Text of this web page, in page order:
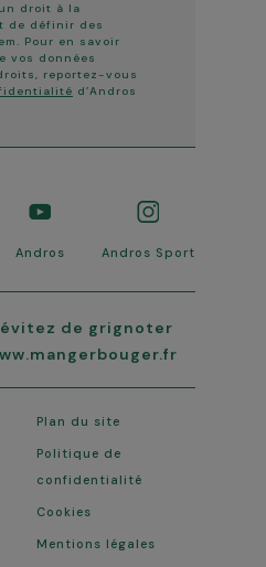
droit à la
de définir des
Pour en savoir
vos données
reportez-vous
d’Andros
Plan du site
Politique de
confidentialité
Cookies
Mentions légales
Andros Andros Sport
de grignoter